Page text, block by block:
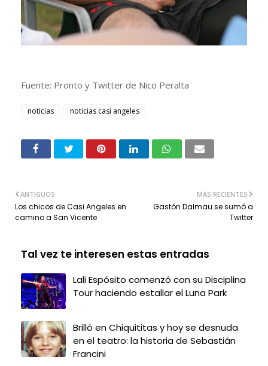
Fuente: Pronto y Twitter de Nico Peralta
noticias noticias casi angeles
MÁS RECIENTES
Gastón Dalmau se sumó a
Twitter
ANTIGUOS
Los chicos de Casi Angeles en
camino a San Vicente
Tal vez te interesen estas entradas
Lali Espósito comenzó con su Disciplina
Tour haciendo estallar el Luna Park
Brilló en Chiquititas y hoy se desnuda
en el teatro: la historia de Sebastián
Francini